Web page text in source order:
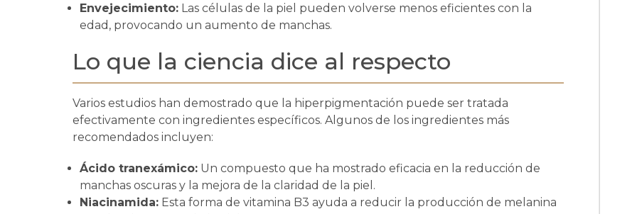
Envejecimiento: Las células de la piel pueden volverse menos eficientes con la
edad, provocando un aumento de manchas.
Lo que la ciencia dice al respecto
Varios estudios han demostrado que la hiperpigmentación puede ser tratada
efectivamente con ingredientes específicos. Algunos de los ingredientes más
recomendados incluyen:
Ácido tranexámico: Un compuesto que ha mostrado eficacia en la reducción de
manchas oscuras y la mejora de la claridad de la piel.
Niacinamida: Esta forma de vitamina B3 ayuda a reducir la producción de melanina